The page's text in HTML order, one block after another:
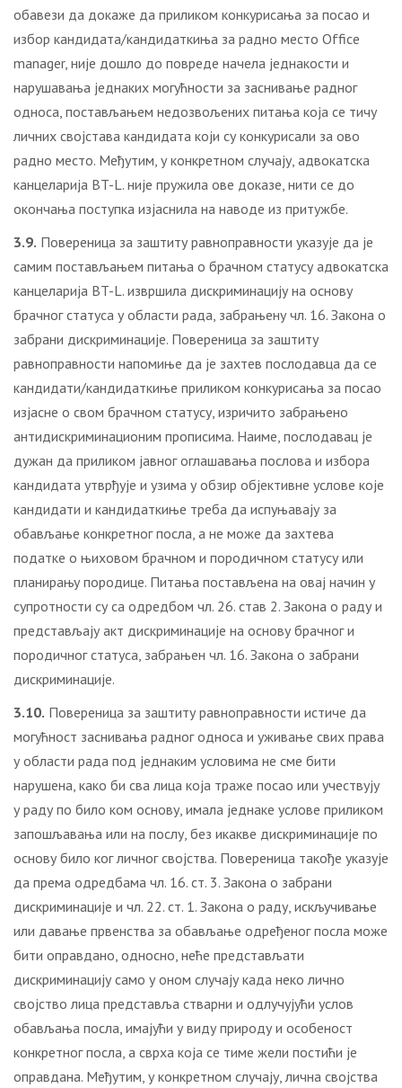
обавези да докаже да приликом конкурисања за посао и
избор кандидата/кандидаткиња за радно место Office
manager, није дошло до повреде начела једнакости и
нарушавања једнаких могућности за заснивање радног
односа, постављањем недозвољених питања која се тичу
личних својстава кандидата који су конкурисали за ово
радно место. Међутим, у конкретном случају, адвокатска
канцеларија BT-L. није пружила ове доказе, нити се до
окончања поступка изјаснила на наводе из притужбе.
3.9. Повереница за заштиту равноправности указује да је
самим постављањем питања о брачном статусу адвокатска
канцеларија BT-L. извршила дискриминацију на основу
брачног статуса у области рада, забрањену чл. 16. Закона о
забрани дискриминације. Повереница за заштиту
равноправности напомиње да је захтев послодавца да се
кандидати/кандидаткиње приликом конкурисања за посао
изјасне о свом брачном статусу, изричито забрањено
антидискриминационим прописима. Наиме, послодавац је
дужан да приликом јавног оглашавања послова и избора
кандидата утврђује и узима у обзир објективне услове које
кандидати и кандидаткиње треба да испуњавају за
обављање конкретног посла, а не може да захтева
податке о њиховом брачном и породичном статусу или
планирању породице. Питања постављена на овај начин у
супротности су са одредбом чл. 26. став 2. Закона о раду и
представљају акт дискриминације на основу брачног и
породичног статуса, забрањен чл. 16. Закона о забрани
дискриминације.
3.10. Повереница за заштиту равноправности истиче да
могућност заснивања радног односа и уживање свих права
у области рада под једнаким условима не сме бити
нарушена, како би сва лица која траже посао или учествују
у раду по било ком основу, имала једнаке услове приликом
запошљавања или на послу, без икакве дискриминације по
основу било ког личног својства. Повереница такође указује
да према одредбама чл. 16. ст. 3. Закона о забрани
дискриминације и чл. 22. ст. 1. Закона о раду, искључивање
или давање првенства за обављање одређеног посла може
бити оправдано, односно, неће представљати
дискриминацију само у оном случају када неко лично
својство лица представља стварни и одлучујући услов
обављања посла, имаjући у виду природу и особеност
конкретног посла, а сврха која се тиме жели постићи је
оправдана. Међутим, у конкретном случају, лична својства